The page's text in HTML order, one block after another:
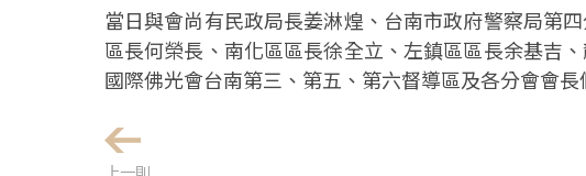
當日與會尚有民政局長姜淋煌、台南市政府警察局第
區長何榮長、南化區區長徐全立、左鎮區區長余基吉
國際佛光會台南第三、第五、第六督導區及各分會會長
上一則